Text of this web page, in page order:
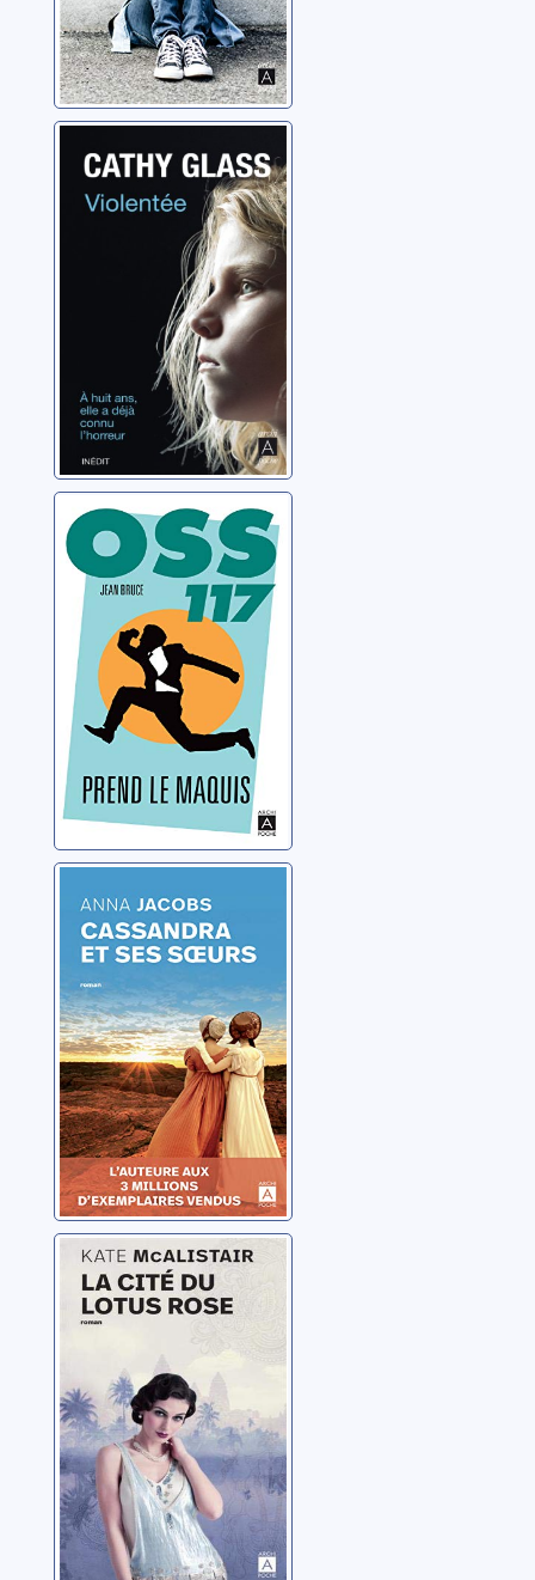
Violentée
OSS 117 prend le
maquis
Bruce, Jean
Cassandra et ses
soeurs
Jacobs, Anna
La cité du lotus
rose
McAlistair, Kate